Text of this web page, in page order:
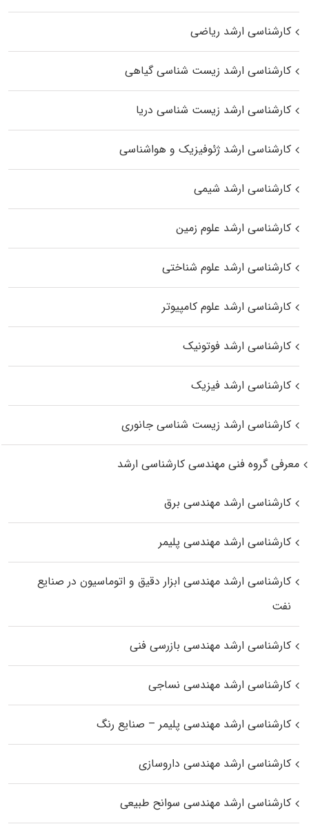
کارشناسی ارشد ریاضی
کارشناسی ارشد زیست‌ شناسی گیاهی
کارشناسی ارشد زیست‌ شناسی دریا
کارشناسی ارشد ژئوفیزیک و هواشناسی
کارشناسی ارشد شیمی
کارشناسی ارشد علوم زمین
کارشناسی ارشد علوم شناختی
کارشناسی ارشد علوم کامپیوتر
کارشناسی ارشد فوتونیک
کارشناسی ارشد فیزیک
کارشناسی ارشد زیست‌ شناسی جانوری
معرفی گروه فنی مهندسی کارشناسی ارشد
کارشناسی ارشد مهندسی برق
کارشناسی ارشد مهندسی پلیمر
کارشناسی ارشد مهندسی ابزار دقیق و اتوماسیون در صنایع
نفت
کارشناسی ارشد مهندسی بازرسی فنی
کارشناسی ارشد مهندسی نساجی
کارشناسی ارشد مهندسی پلیمر – صنایع رنگ
کارشناسی ارشد مهندسی داروسازی
کارشناسی ارشد مهندسی سوانح طبیعی